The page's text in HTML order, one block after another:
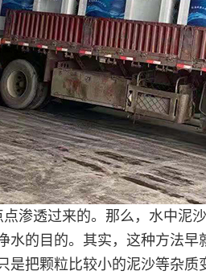
渗透过来的。那么，水中泥
水的目的。其实，这种方法
是把颗粒比较小的泥沙等杂